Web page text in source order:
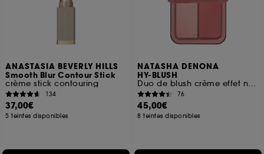
ANASTASIA BEVERLY HILLS
Smooth Blur Contour Stick
crème stick contouring
134
37,00€
5 teintes disponibles
NATASHA DENONA
HY-BLUSH
Duo de blush crème effet nuage
76
45,00€
8 teintes disponibles